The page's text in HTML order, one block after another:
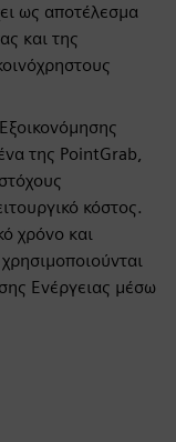
ως αποτέλεσμα
και της
της PointGrab,
κόστος.
χρόνο και
Ενέργειας μέσω